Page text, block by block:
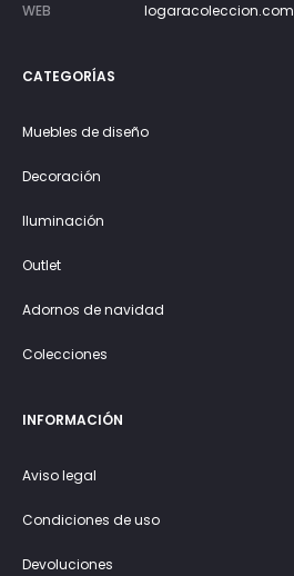
WEB
logaracoleccion.com
CATEGORÍAS
Muebles de diseño
Decoración
Iluminación
Outlet
Adornos de navidad
Colecciones
INFORMACIÓN
Aviso legal
Condiciones de uso
Devoluciones